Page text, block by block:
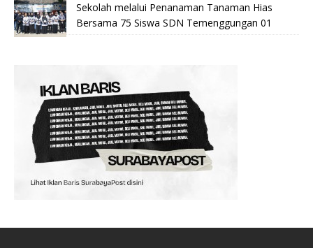
Sekolah melalui Penanaman Tanaman Hias
Bersama 75 Siswa SDN Temenggungan 01